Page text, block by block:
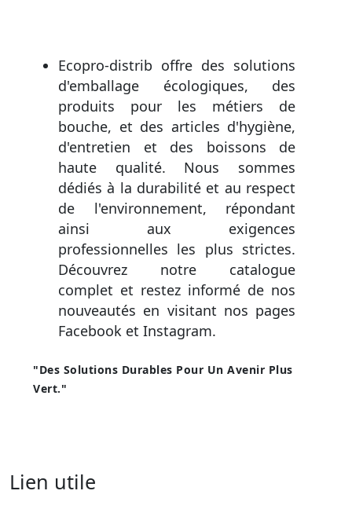
Ecopro-distrib offre des solutions
d'emballage écologiques, des
produits pour les métiers de
bouche, et des articles d'hygiène,
d'entretien et des boissons de
haute qualité. Nous sommes
dédiés à la durabilité et au respect
de l'environnement, répondant
ainsi aux exigences
professionnelles les plus strictes.
Découvrez notre catalogue
complet et restez informé de nos
nouveautés en visitant nos pages
Facebook et Instagram.
"Des Solutions Durables Pour Un Avenir Plus
Vert."
Lien utile